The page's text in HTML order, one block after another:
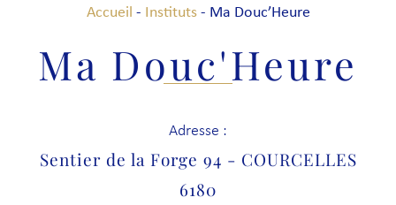
Accueil - Instituts- Ma Douc’Heure
Ma Douc'Heure
Adresse :
Sentier de la Forge 94 - COURCELLES
6180